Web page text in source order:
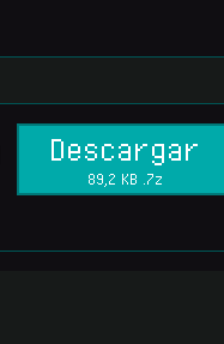
Descargar
89,2 KB .7z